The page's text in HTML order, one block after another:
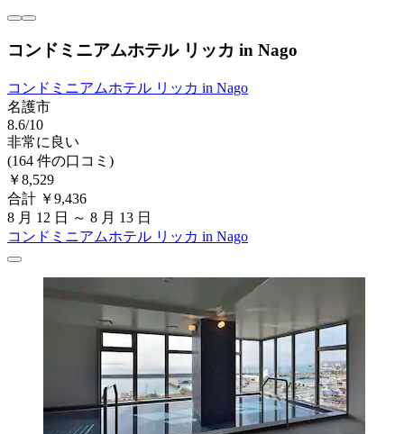
コンドミニアムホテル リッカ in Nago
コンドミニアムホテル リッカ in Nago
名護市
8.6/10
非常に良い
(164 件の口コミ)
￥8,529
合計 ￥9,436
8 月 12 日 ～ 8 月 13 日
コンドミニアムホテル リッカ in Nago